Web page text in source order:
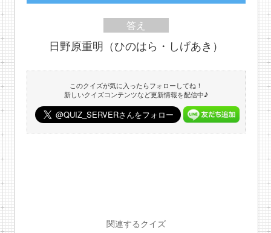
答え
日野原重明（ひのはら・しげあき）
このクイズが気に入ったらフォローしてね！
新しいクイズコンテンツなど更新情報を配信中♪
関連するクイズ